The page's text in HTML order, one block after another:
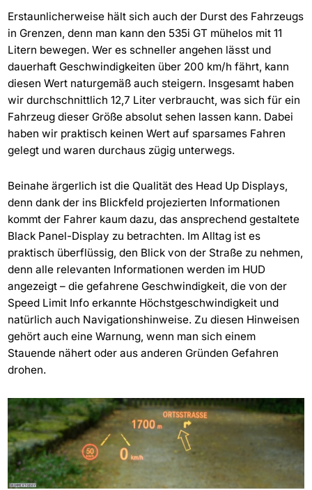
Erstaunlicherweise hält sich auch der Durst des Fahrzeugs
in Grenzen, denn man kann den 535i GT mühelos mit 11
Litern bewegen. Wer es schneller angehen lässt und
dauerhaft Geschwindigkeiten über 200 km/h fährt, kann
diesen Wert naturgemäß auch steigern. Insgesamt haben
wir durchschnittlich 12,7 Liter verbraucht, was sich für ein
Fahrzeug dieser Größe absolut sehen lassen kann. Dabei
haben wir praktisch keinen Wert auf sparsames Fahren
gelegt und waren durchaus zügig unterwegs.
Beinahe ärgerlich ist die Qualität des Head Up Displays,
denn dank der ins Blickfeld projezierten Informationen
kommt der Fahrer kaum dazu, das ansprechend gestaltete
Black Panel-Display zu betrachten. Im Alltag ist es
praktisch überflüssig, den Blick von der Straße zu nehmen,
denn alle relevanten Informationen werden im HUD
angezeigt – die gefahrene Geschwindigkeit, die von der
Speed Limit Info erkannte Höchstgeschwindigkeit und
natürlich auch Navigationshinweise. Zu diesen Hinweisen
gehört auch eine Warnung, wenn man sich einem
Stauende nähert oder aus anderen Gründen Gefahren
drohen.